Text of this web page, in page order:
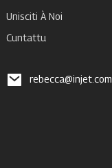
Unisciti À Noi
Cuntattu
rebecca@injet.com